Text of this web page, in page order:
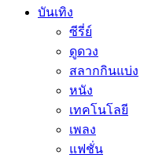
บันเทิง
ซีรี่ย์
ดูดวง
สลากกินแบ่ง
หนัง
เทคโนโลยี
เพลง
แฟชั่น